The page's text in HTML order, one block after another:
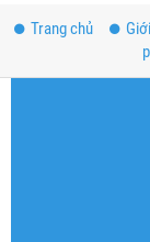
Trang chủ